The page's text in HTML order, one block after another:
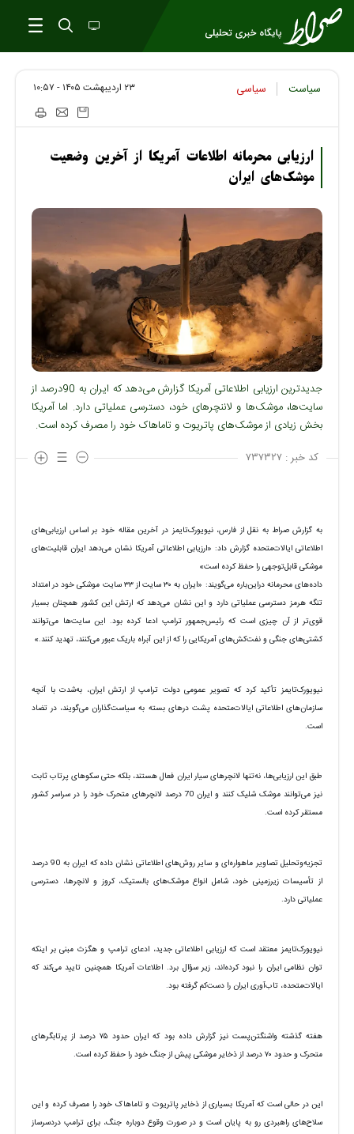
سیاست سیاسی ۲۳ ارديبهشت ۱۴۰۵ - ۱۰:۵۷
ارزیابی محرمانه اطلاعات آمریکا از آخرین وضعیت
موشک‌های ایران
جدیدترین ارزیابی اطلاعاتی آمریکا گزارش می‌دهد که ایران به 90درصد از
سایت‌ها، موشک‌ها و لاننچرهای خود، دسترسی عملیاتی دارد. اما آمریکا
بخش زیادی از موشک‌های پاتریوت و تاماهاک خود را مصرف کرده است.
کد خبر : ۷۳۷۳۲۷
به گزارش صراط به نقل از فارس، نیویورک‌تایمز در آخرین مقاله خود بر اساس ارزیابی‌های
اطلاعاتی ایالات‌متحده گزارش داد: «ارزیابی اطلاعاتی آمریکا نشان می‌دهد ایران قابلیت‌های
موشکی قابل‌توجهی را حفظ کرده است»
داده‌های محرمانه دراین‌باره می‌گویند: «ایران به ۳۰ سایت از ۳۳ سایت موشکی خود در امتداد
تنگه هرمز دسترسی عملیاتی دارد و این نشان می‌دهد که ارتش این کشور همچنان بسیار
قوی‌تر از آن چیزی است که رئیس‌جمهور ترامپ ادعا کرده بود. این سایت‌ها می‌توانند
کشتی‌های جنگی و نفت‌کش‌های آمریکایی را که از این آبراه باریک عبور می‌کنند، تهدید کنند.»
نیویورک‌تایمز تأکید کرد که تصویر عمومی دولت ترامپ از ارتش ایران، به‌شدت با آنچه
سازمان‌های اطلاعاتی ایالات‌متحده پشت درهای بسته به سیاست‌گذاران می‌گویند، در تضاد
است.
طبق این ارزیابی‌ها، نه‌تنها لانچرهای سیار ایران فعال هستند، بلکه حتی سکوهای پرتاب ثابت
نیز می‌توانند موشک شلیک کنند و ایران 70 درصد لانچرهای متحرک خود را در سراسر کشور
مستقر کرده است.
تجزیه‌وتحلیل تصاویر ماهواره‌ای و سایر روش‌های اطلاعاتی نشان داده که ایران به 90 درصد
از تأسیسات زیرزمینی خود، شامل انواع موشک‌های بالستیک، کروز و لانچرها، دسترسی
عملیاتی دارد.
نیویورک‌تایمز معتقد است که ارزیابی اطلاعاتی جدید، ادعای ترامپ و هگزث مبنی بر اینکه
توان نظامی ایران را نبود کرده‌اند، زیر سؤال برد. اطلاعات آمریکا همچنین تایید می‌کند که
ایالات‌متحده، تاب‌آوری ایران را دست‌کم گرفته بود.
هفته گذشته واشنگتن‌پست نیز گزارش داده بود که ایران حدود ۷۵ درصد از پرتابگرهای
متحرک و حدود ۷۰ درصد از ذخایر موشکی پیش از جنگ خود را حفظ کرده است.
این در حالی است که آمریکا بسیاری از ذخایر پاتریوت و تاماهاک خود را مصرف کرده و این
سلاح‌های راهبردی رو به پایان است و در صورت وقوع دوباره جنگ، برای ترامپ دردسرساز